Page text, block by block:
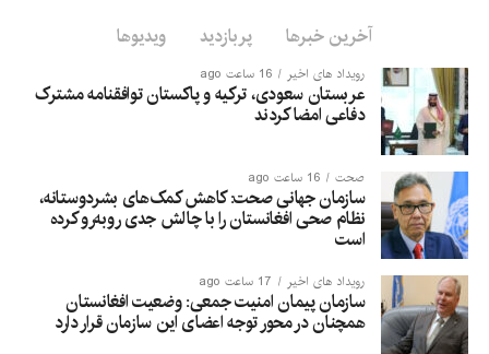
آخرین خبرها پربازدید ویدیوها
رویداد های اخیر 16 ساعت ago
عربستان سعودی، ترکیه و پاکستان توافقنامه مشترک
دفاعی امضا کردند
صحت 16 ساعت ago
سازمان جهانی صحت: کاهش کمک‌های بشردوستانه،
نظام صحی افغانستان را با چالش جدی روبه‌رو کرده
است
رویداد های اخیر 17 ساعت ago
سازمان پیمان امنیت جمعی: وضعیت افغانستان
همچنان در محور توجه اعضای این سازمان قرار دارد